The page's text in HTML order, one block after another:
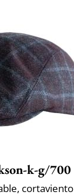
k-g/700
cortaviento